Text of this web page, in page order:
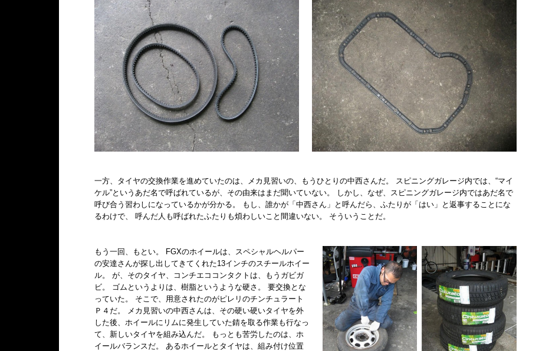
一方、タイヤの交換作業を進めていたのは、メカ見習いの、もうひとりの中西さんだ。 スピニングガレージ内では、“マイ
ケル”というあだ名で呼ばれているが、その由来はまだ聞いていない。 しかし、なぜ、スピニングガレージ内ではあだ名で
呼び合う習わしになっているかが分かる。 もし、誰かが「中西さん」と呼んだら、ふたりが「はい」と返事することにな
るわけで、 呼んだ人も呼ばれたふたりも煩わしいこと間違いない。 そういうことだ。
もう一回、もとい。 FGXのホイールは、スペシャルヘルパー
の安達さんが探し出してきてくれた13インチのスチールホイー
ル。 が、そのタイヤ、コンチエココンタクトは、もうガビガ
ビ。 ゴムというよりは、樹脂というような硬さ。 要交換とな
っていた。 そこで、用意されたのがピレリのチンチュラート
Ｐ４だ。 メカ見習いの中西さんは、その硬い硬いタイヤを外
した後、ホイールにリムに発生していた錆を取る作業も行なっ
て、新しいタイヤを組み込んだ。 もっとも苦労したのは、ホ
イールバランスだ。 あるホイールとタイヤは、組み付け位置